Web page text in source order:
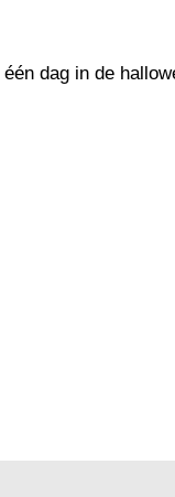
dag in de